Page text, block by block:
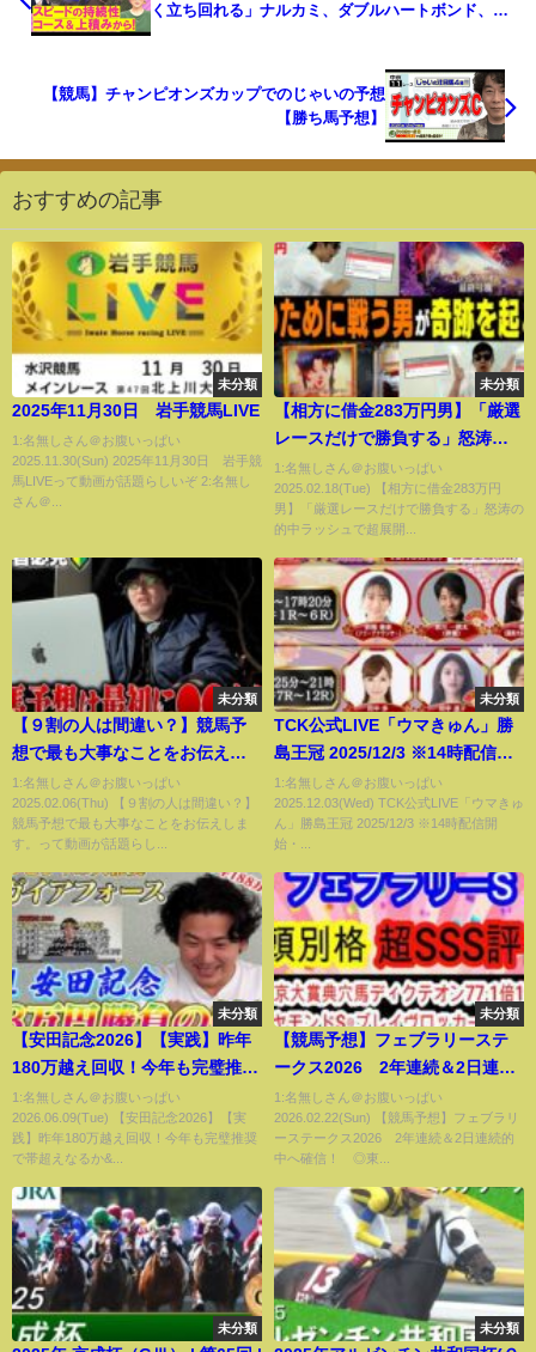
く立ち回れる」ナルカミ、ダブルハートボンド、ル
純子のネタ帳＞
【競馬】チャンピオンズカップでのじゃいの予想
【勝ち馬予想】
おすすめの記事
未分類
2025年11月30日 岩手競馬LIVE
1:名無しさん＠お腹いっぱい
2025.11.30(Sun) 2025年11月30日 岩手競
馬LIVEって動画が話題らしいぞ 2:名無し
さん＠...
未分類
【相方に借金283万円男】「厳選
レースだけで勝負する」怒涛の
的中ラッシュで超展開に！！高
級プレゼント購入のための壮絶
な戦い！
1:名無しさん＠お腹いっぱい
2025.02.18(Tue) 【相方に借金283万円
男】「厳選レースだけで勝負する」怒涛の
的中ラッシュで超展開...
未分類
【９割の人は間違い？】競馬予
想で最も大事なことをお伝えし
ます。
1:名無しさん＠お腹いっぱい
2025.02.06(Thu) 【９割の人は間違い？】
競馬予想で最も大事なことをお伝えしま
す。って動画が話題らし...
未分類
TCK公式LIVE「ウマきゅん」勝
島王冠 2025/12/3 ※14時配信開
始・出演者登場
1:名無しさん＠お腹いっぱい
2025.12.03(Wed) TCK公式LIVE「ウマきゅ
ん」勝島王冠 2025/12/3 ※14時配信開
始・...
未分類
【安田記念2026】【実践】昨年
180万越え回収！今年も完璧推奨
で帯超えなるか⁉︎
1:名無しさん＠お腹いっぱい
2026.06.09(Tue) 【安田記念2026】【実
践】昨年180万越え回収！今年も完璧推奨
で帯超えなるか&...
未分類
【競馬予想】フェブラリーステ
ークス2026 2年連続＆2日連続
的中へ確信！ ◎東京1600mは
ベストの条件で穴馬はインを突
ければ激走期待のあの馬
1:名無しさん＠お腹いっぱい
2026.02.22(Sun) 【競馬予想】フェブラリ
ーステークス2026 2年連続＆2日連続的
中へ確信！ ◎東...
未分類 未分類